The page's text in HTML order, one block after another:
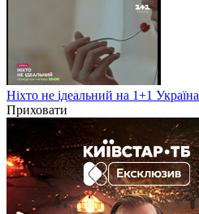
Ніхто не ідеальний на 1+1 Україна
Приховати